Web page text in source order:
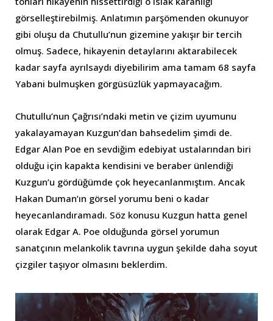
görselleştirebilmiş. Anlatımın parşömenden okunuyor
gibi oluşu da Chutullu’nun gizemine yakışır bir tercih
olmuş. Sadece, hikayenin detaylarını aktarabilecek
kadar sayfa ayrılsaydı diyebilirim ama tamam 68 sayfa
Yabani bulmuşken görgüsüzlük yapmayacağım.
Chutullu’nun Çağrısı’ndaki metin ve çizim uyumunu
yakalayamayan Kuzgun’dan bahsedelim şimdi de.
Edgar Alan Poe en sevdiğim edebiyat ustalarından biri
olduğu için kapakta kendisini ve beraber ünlendiği
Kuzgun’u gördüğümde çok heyecanlanmıştım. Ancak
Hakan Duman’ın görsel yorumu beni o kadar
heyecanlandıramadı. Söz konusu Kuzgun hatta genel
olarak Edgar A. Poe olduğunda görsel yorumun
sanatçının melankolik tavrına uygun şekilde daha soyut
çizgiler taşıyor olmasını beklerdim.